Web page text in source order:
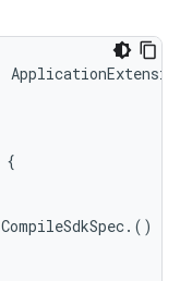
{
CompileSdkSpec.()